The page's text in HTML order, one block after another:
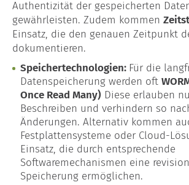
Authentizität der gespeicherten
gewährleisten. Zudem kommen
Einsatz, die den genauen Zeitpunkt
dokumentieren.
Speichertechnologien: Für die
Datenspeicherung werden oft
Once Read Many) Diese erlauben
Beschreiben und verhindern so
Änderungen. Alternativ kommen
Festplattensysteme oder Cloud-
Einsatz, die durch entsprechende
Softwaremechanismen eine
Speicherung ermöglichen.